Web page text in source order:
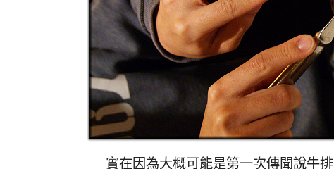
實在因為大概可能是第一次傳聞說牛排